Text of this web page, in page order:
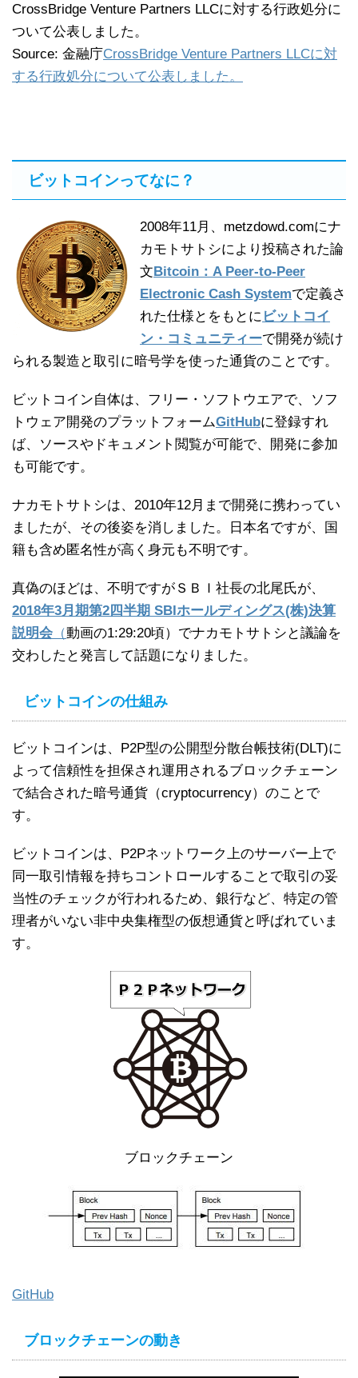
CrossBridge Venture Partners LLCに対する行政処分に
ついて公表しました。
Source: 金融庁CrossBridge Venture Partners LLCに対
する行政処分について公表しました。
ビットコインってなに？
2008年11月、metzdowd.comにナ
カモトサトシにより投稿された論
文Bitcoin：A Peer-to-Peer
Electronic Cash Systemで定義さ
れた仕様とをもとに ビットコイ
ン・コミュニティーで開発が続け
られる製造と取引に暗号学を使った通貨のことです。
ビットコイン自体は、フリー・ソフトウエアで、ソフ
トウェア開発のプラットフォームGitHubに登録すれ
ば、ソースやドキュメント閲覧が可能で、開発に参加
も可能です。
ナカモトサトシは、2010年12月まで開発に携わってい
ましたが、その後姿を消しました。日本名ですが、国
籍も含め匿名性が高く身元も不明です。
真偽のほどは、不明ですがＳＢＩ社長の北尾氏が、
2018年3月期第2四半期 SBIホールディングス(株)決算
説明会 （動画の1:29:20頃）でナカモトサトシと議論を
交わしたと発言して話題になりました。
ビットコインの仕組み
ビットコインは、P2P型の公開型分散台帳技術(DLT)に
よって信頼性を担保され運用されるブロックチェーン
で結合された暗号通貨（cryptocurrency）のことで
す。
ビットコインは、P2Pネットワーク上のサーバー上で
同一取引情報を持ちコントロールすることで取引の妥
当性のチェックが行われるため、銀行など、特定の管
理者がいない非中央集権型の仮想通貨と呼ばれていま
す。
ブロックチェーン
GitHub
ブロックチェーンの動き